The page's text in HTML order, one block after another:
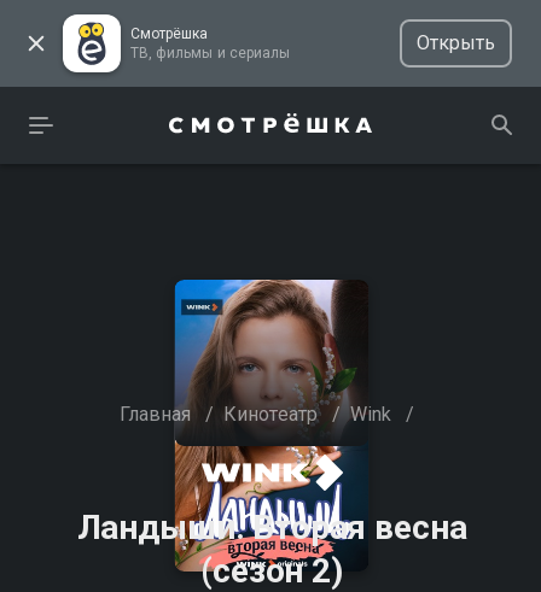
Смотрёшка
ТВ, фильмы и сериалы
Открыть
Главная / Кинотеатр / Wink /
Ландыши. Вторая весна
(сезон 2)